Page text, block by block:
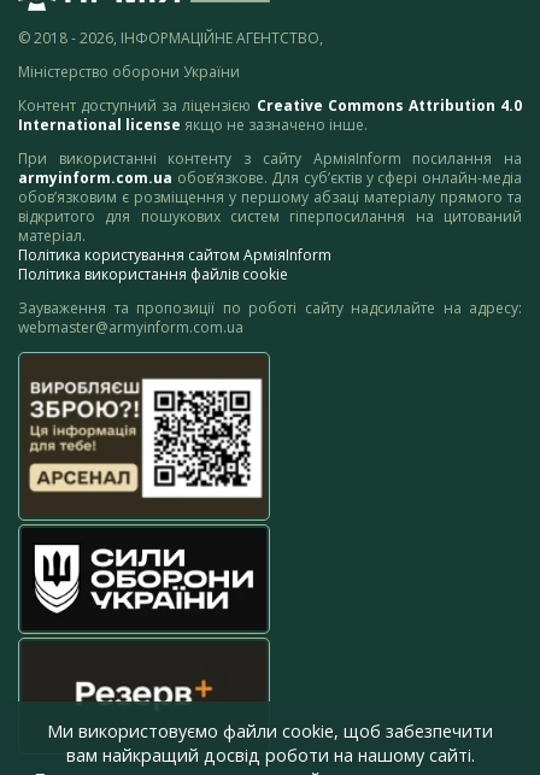
© 2018 - 2026, ІНФОРМАЦІЙНЕ АГЕНТСТВО,
Міністерство оборони України
Контент доступний за ліцензією Creative Commons Attribution 4.0
International license якщо не зазначено інше.
При використанні контенту з сайту АрміяInform посилання на
armyinform.com.ua обов’язкове. Для суб’єктів у сфері онлайн-медіа
обов’язковим є розміщення у першому абзаці матеріалу прямого та
відкритого для пошукових систем гіперпосилання на цитований
матеріал.
Політика користування сайтом АрміяInform
Політика використання файлів cookie
Зауваження та пропозиції по роботі сайту надсилайте на адресу:
webmaster@armyinform.com.ua
Ми використовуємо файли cookie, щоб забезпечити
вам найкращий досвід роботи на нашому сайті.